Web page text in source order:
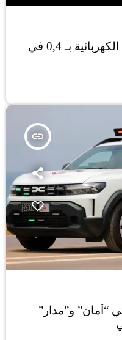
ارتفاع الإنتاج الوطني للطاقة الكهربائية بـ 0,4 في
insert_link
“أمان” و”مدار”